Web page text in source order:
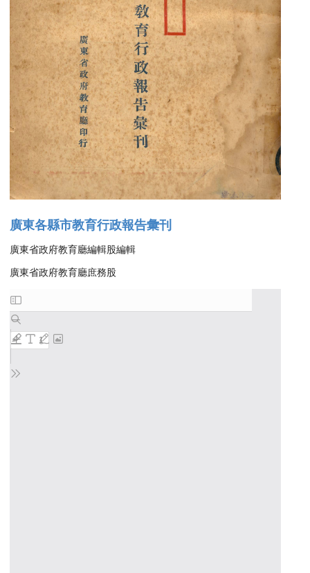
廣東各縣市教育行政報告彙刊
廣東省政府教育廳編輯股編輯
廣東省政府教育廳庶務股